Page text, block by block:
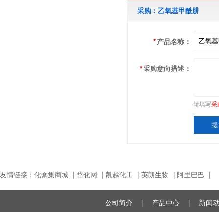
采购：乙氧基甲酰肼
*产品名称：
*采购意向描述：
请填写采
友情链接： 化盒集商城 | 岱化网 | 凯越化工 | 英朗生物 | 阿里巴巴 |
公司简介 | 产品中心 | 新闻